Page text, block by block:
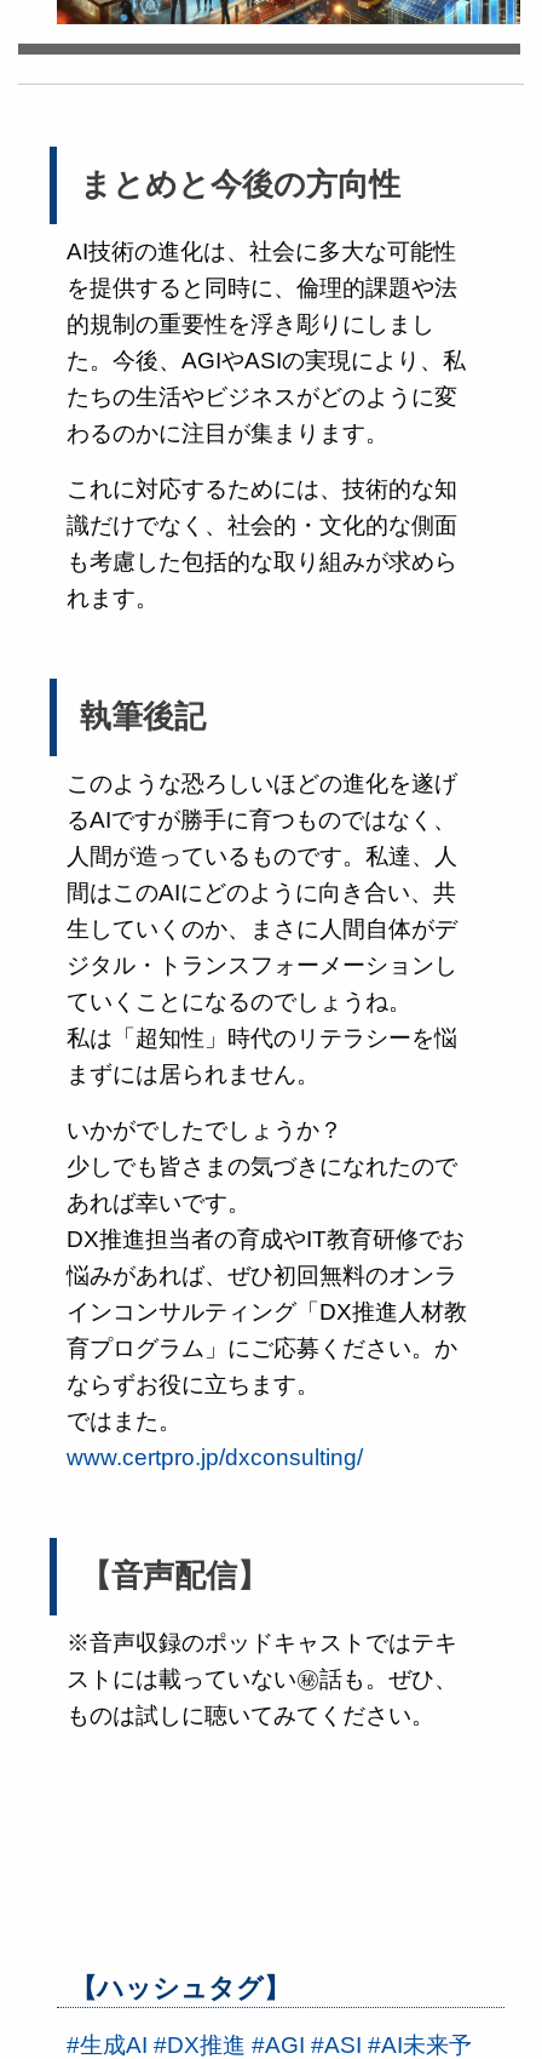
まとめと今後の方向性
AI技術の進化は、社会に多大な可能性
を提供すると同時に、倫理的課題や法
的規制の重要性を浮き彫りにしまし
た。今後、AGIやASIの実現により、私
たちの生活やビジネスがどのように変
わるのかに注目が集まります。
これに対応するためには、技術的な知
識だけでなく、社会的・文化的な側面
も考慮した包括的な取り組みが求めら
れます。
執筆後記
このような恐ろしいほどの進化を遂げ
るAIですが勝手に育つものではなく、
人間が造っているものです。私達、人
間はこのAIにどのように向き合い、共
生していくのか、まさに人間自体がデ
ジタル・トランスフォーメーションし
ていくことになるのでしょうね。
私は「超知性」時代のリテラシーを悩
まずには居られません。
いかがでしたでしょうか？
少しでも皆さまの気づきになれたので
あれば幸いです。
DX推進担当者の育成やIT教育研修でお
悩みがあれば、ぜひ初回無料のオンラ
インコンサルティング「DX推進人材教
育プログラム」にご応募ください。か
ならずお役に立ちます。
ではまた。
www.certpro.jp/dxconsulting/
【音声配信】
※音声収録のポッドキャストではテキ
ストには載っていない㊙話も。ぜひ、
ものは試しに聴いてみてください。
【ハッシュタグ】
#生成AI #DX推進 #AGI #ASI #AI未来予